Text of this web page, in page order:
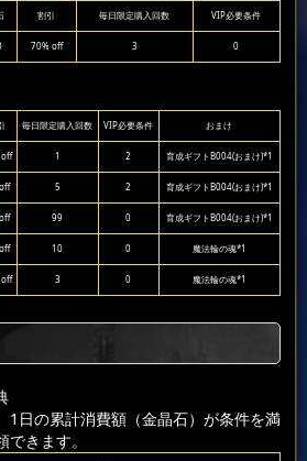
割引 毎日限定購入回数 VIP必要条件
70% off 3 0
毎日限定購入回数 VIP必要条件 おまけ
off 1 2 育成ギフトB004(おまけ)*1
5 2 育成ギフトB004(おまけ)*1
99 0 育成ギフトB004(おまけ)*1
10 0 魔法輪の魂*1
off 3 0 魔法輪の魂*1
1日の累計消費額（金晶石）が条件を満
きます。